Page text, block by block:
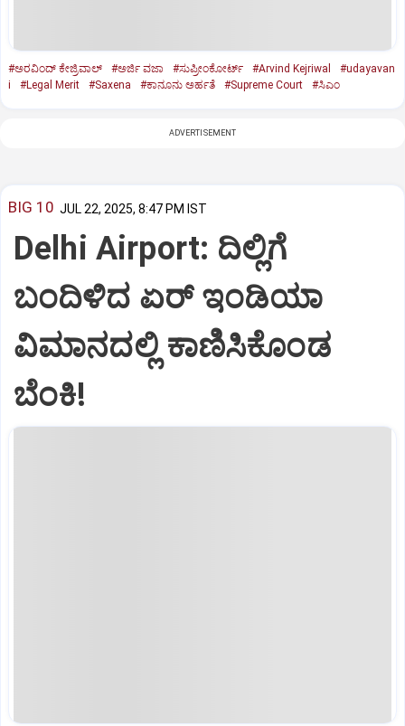
#ಅರವಿಂದ್‌ ಕೇಜ್ರಿವಾಲ್‌ #ಅರ್ಜಿ ವಜಾ #ಸುಪ್ರೀಂಕೋರ್ಟ್‌ #Arvind Kejriwal
#udayavan
i
#Legal Merit #Saxena #ಕಾನೂನು ಅರ್ಹತೆ #Supreme Court #ಸಿಎಂ
ADVERTISEMENT
BIG 10 JUL 22, 2025, 8:47 PM IST
Delhi Airport: ದಿಲ್ಲಿಗೆ
ಬಂದಿಳಿದ ಏರ್‌ ಇಂಡಿಯಾ
ವಿಮಾನದಲ್ಲಿ ಕಾಣಿಸಿಕೊಂಡ
ಬೆಂಕಿ!